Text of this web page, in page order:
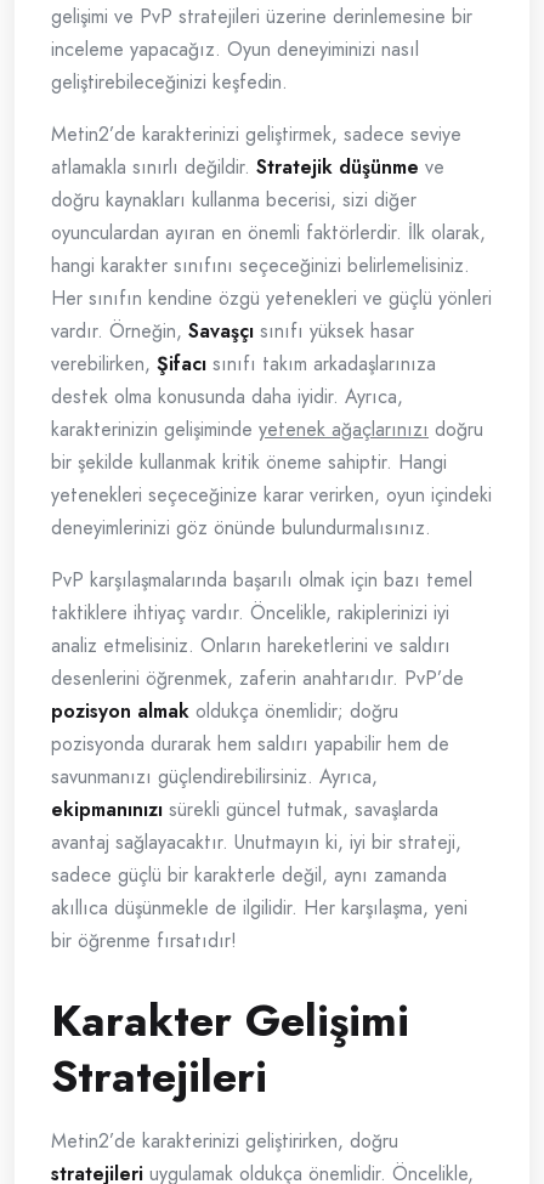
gelişimi ve PvP stratejileri üzerine derinlemesine bir
inceleme yapacağız. Oyun deneyiminizi nasıl
geliştirebileceğinizi keşfedin.
Metin2’de karakterinizi geliştirmek, sadece seviye
atlamakla sınırlı değildir. Stratejik düşünme ve
doğru kaynakları kullanma becerisi, sizi diğer
oyunculardan ayıran en önemli faktörlerdir. İlk olarak,
hangi karakter sınıfını seçeceğinizi belirlemelisiniz.
Her sınıfın kendine özgü yetenekleri ve güçlü yönleri
vardır. Örneğin, Savaşçı sınıfı yüksek hasar
verebilirken, Şifacı sınıfı takım arkadaşlarınıza
destek olma konusunda daha iyidir. Ayrıca,
karakterinizin gelişiminde yetenek ağaçlarınızı doğru
bir şekilde kullanmak kritik öneme sahiptir. Hangi
yetenekleri seçeceğinize karar verirken, oyun içindeki
deneyimlerinizi göz önünde bulundurmalısınız.
PvP karşılaşmalarında başarılı olmak için bazı temel
taktiklere ihtiyaç vardır. Öncelikle, rakiplerinizi iyi
analiz etmelisiniz. Onların hareketlerini ve saldırı
desenlerini öğrenmek, zaferin anahtarıdır. PvP’de
pozisyon almak oldukça önemlidir; doğru
pozisyonda durarak hem saldırı yapabilir hem de
savunmanızı güçlendirebilirsiniz. Ayrıca,
ekipmanınızı sürekli güncel tutmak, savaşlarda
avantaj sağlayacaktır. Unutmayın ki, iyi bir strateji,
sadece güçlü bir karakterle değil, aynı zamanda
akıllıca düşünmekle de ilgilidir. Her karşılaşma, yeni
bir öğrenme fırsatıdır!
Karakter Gelişimi
Stratejileri
Metin2’de karakterinizi geliştirirken, doğru
stratejileri uygulamak oldukça önemlidir. Öncelikle,